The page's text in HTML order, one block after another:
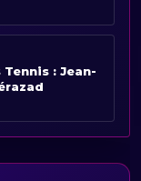
: Jean-